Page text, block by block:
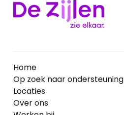
Home
Op zoek naar ondersteuning
Locaties
Over ons